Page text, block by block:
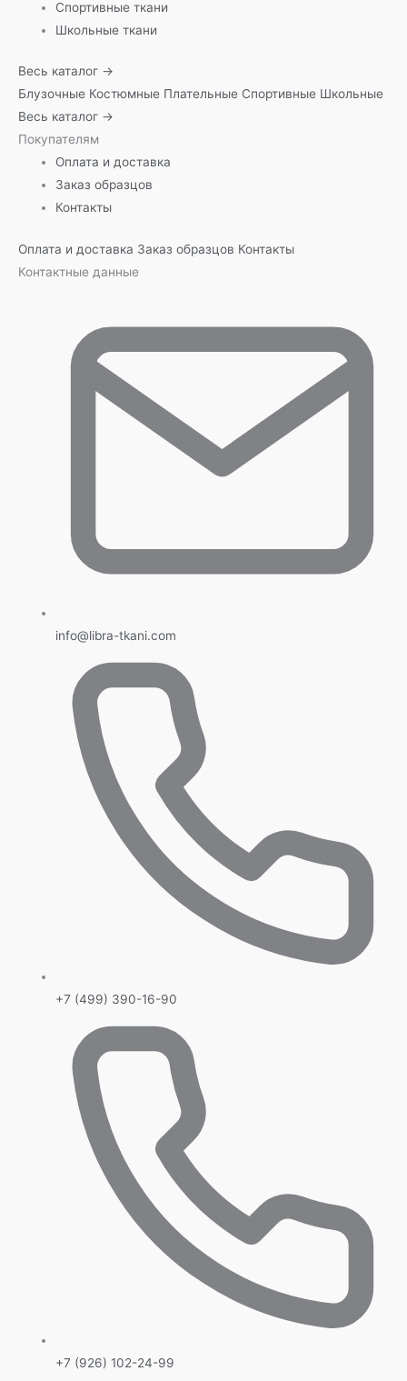
Спортивные ткани
Школьные ткани
Весь каталог →
Блузочные Костюмные Плательные Спортивные Школьные
Весь каталог →
Покупателям
Оплата и доставка
Заказ образцов
Контакты
Оплата и доставка Заказ образцов Контакты
Контактные данные
info@libra-tkani.com
+7 (499) 390-16-90
+7 (926) 102-24-99